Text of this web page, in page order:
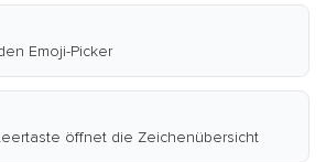
Emoji-Picker
öffnet die Zeichenübersicht